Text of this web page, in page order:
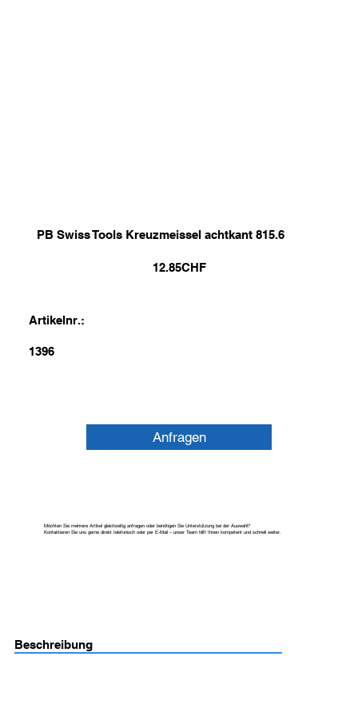
PB Swiss Tools Kreuzmeissel achtkant 815.6
12.85CHF
Artikelnr.:
1396
Anfragen
Möchten Sie mehrere Artikel gleichzeitig anfragen oder benötigen Sie Unterstützung bei der Auswahl?
Kontaktieren Sie uns gerne direkt telefonisch oder per E-Mail – unser Team hilft Ihnen kompetent und schnell weiter.
Beschreibung